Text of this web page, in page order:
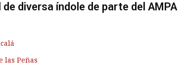
diversa índole de parte del AMPA
las Peñas